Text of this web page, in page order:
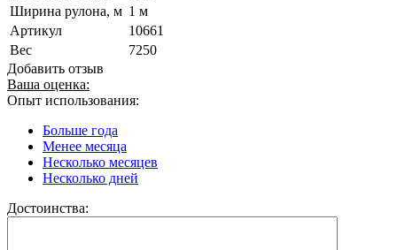
Ширина рулона, м 1 м
Артикул
10661
Вес
7250
Добавить отзыв
Ваша оценка:
Опыт использования:
Больше года
Менее месяца
Несколько месяцев
Несколько дней
Достоинства: